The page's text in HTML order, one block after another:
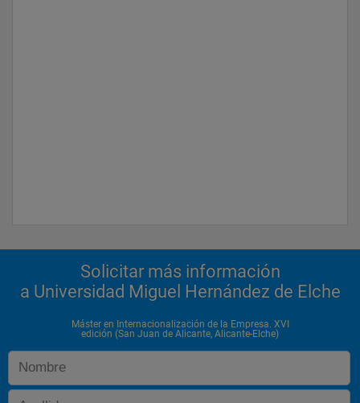
Solicitar más información
a Universidad Miguel Hernández de Elche
Máster en Internacionalización de la Empresa. XVI
edición (San Juan de Alicante, Alicante-Elche)